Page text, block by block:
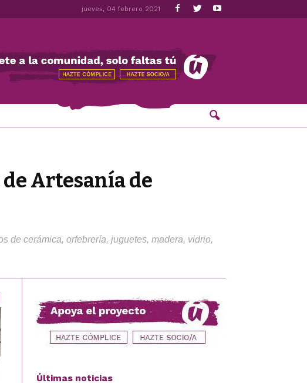
jueves, 04 febrero 2021
Artesanía de
de cerámica, orfebrería, juguetes, madera, vidrio,
Últimas noticias